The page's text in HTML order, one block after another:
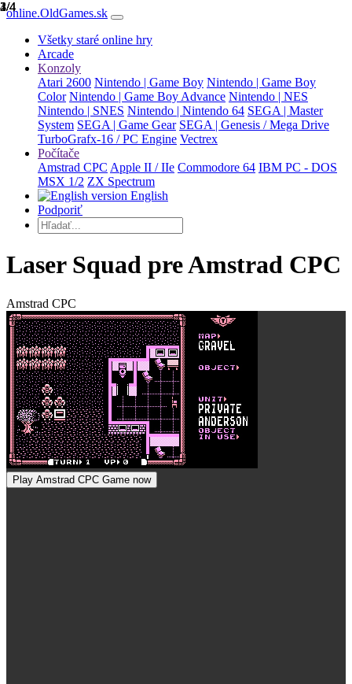
online.OldGames.sk
Všetky staré online hry
Arcade
Konzoly
Atari 2600 Nintendo | Game Boy Nintendo | Game Boy
Color Nintendo | Game Boy Advance Nintendo | NES
Nintendo | SNES Nintendo | Nintendo 64 SEGA | Master
System SEGA | Game Gear SEGA | Genesis / Mega Drive
TurboGrafx-16 / PC Engine Vectrex
Počítače
Amstrad CPC Apple II / IIe Commodore 64 IBM PC - DOS
MSX 1/2 ZX Spectrum
English
Podporiť
Laser Squad pre Amstrad CPC
Amstrad CPC
Play Amstrad CPC Game now
1/4
2/4
3/4
4/4